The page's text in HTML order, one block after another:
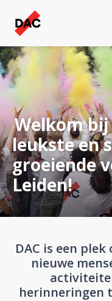
Welkom bij
leukste en
groeiende
Leiden!
DAC is een
nieuwe
herinneringen